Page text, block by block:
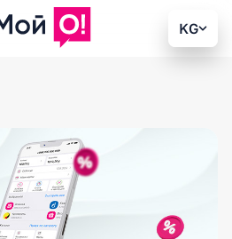
KG